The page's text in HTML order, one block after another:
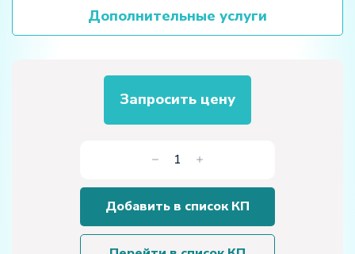
Дополнительные услуги
Запросить цену
Количество
товара
Учебный
стенд
«Монтаж
котельного
Добавить в список КП